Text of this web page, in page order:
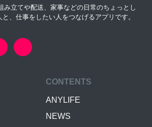
み立てや配送、家事などの日常のちょっとし
、仕事をしたい人をつなげるアプリです。
CONTENTS
ANYLIFE
NEWS